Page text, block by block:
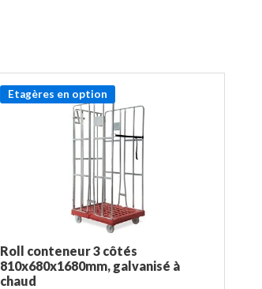
Etagères en option
Roll conteneur 3 côtés
810x680x1680mm, galvanisé à
chaud